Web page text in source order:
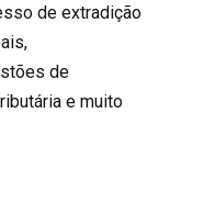
de extradição
de
e muito